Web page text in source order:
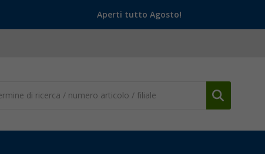
Aperti tutto Agosto!